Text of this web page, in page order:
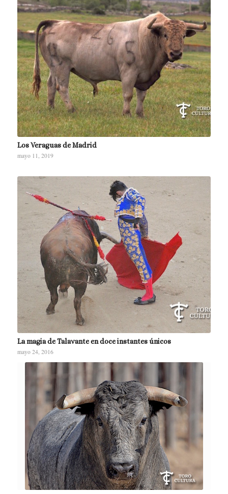
Los Veraguas de Madrid
mayo 11, 2019
La magia de Talavante en doce instantes únicos
mayo 24, 2016